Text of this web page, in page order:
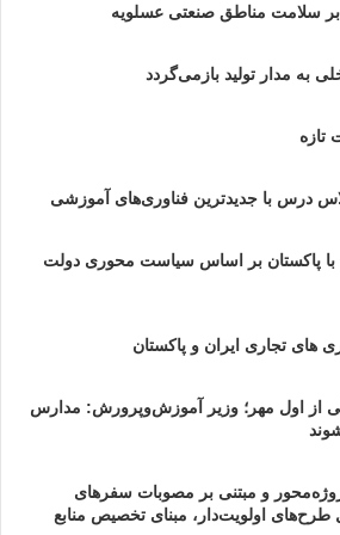
سلامت مناطق صنعتی عسلویه
به مدار تولید بازمی‌گردد
تازه
با پاکستان بر اساس سیاست محوری دولت
های تجاری ایران و پاکستان
از اول مهر؛ وزیر آموزش‌وپرورش: مدارس
و مبتنی بر مصوبات سفرهای
اولویت‌دار، مبنای تخصیص منابع